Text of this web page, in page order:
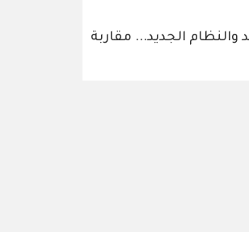
الجديد... مقاربة